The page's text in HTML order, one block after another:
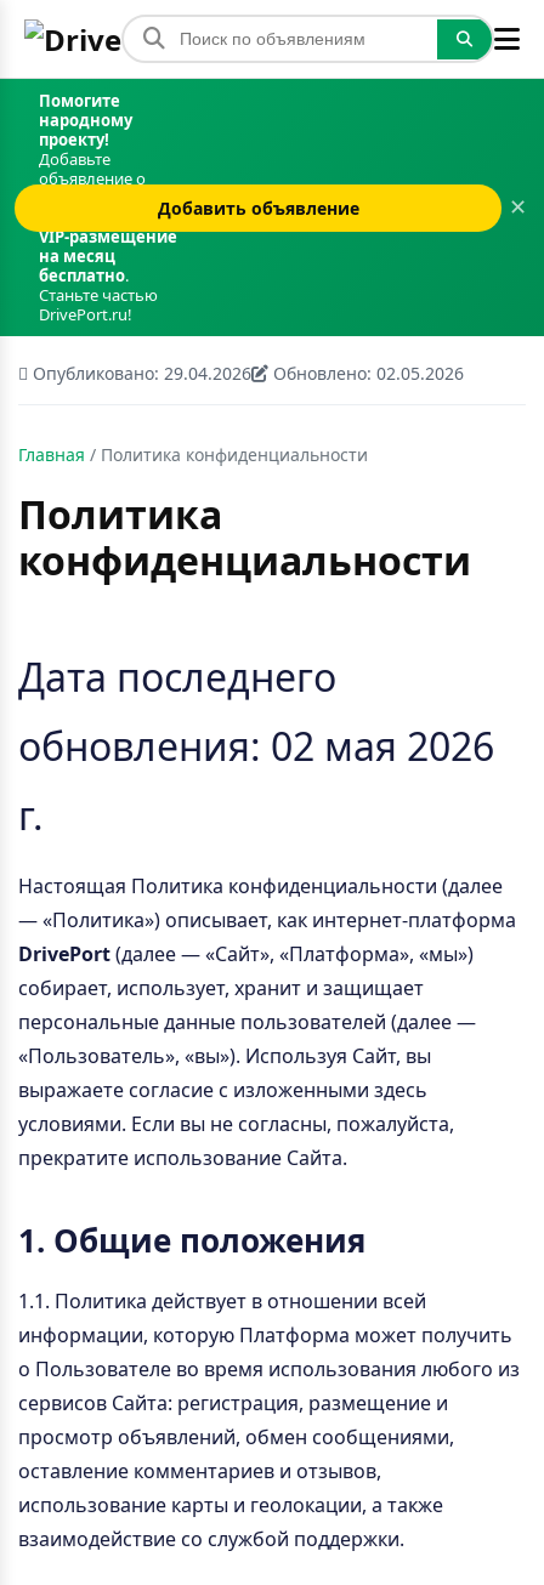
Помогите
народному
проекту!
Добавьте
объявление о
VIP‑размещение
на месяц
бесплатно.
Станьте частью
DrivePort.ru!
Добавить объявление ✕
Опубликовано: 29.04.2026 Обновлено: 02.05.2026
Главная / Политика конфиденциальности
Политика
конфиденциальности
Дата последнего
обновления: 02 мая 2026
г.
Настоящая Политика конфиденциальности (далее
— «Политика») описывает, как интернет-платформа
DrivePort(далее — «Сайт», «Платформа», «мы»)
собирает, использует, хранит и защищает
персональные данные пользователей (далее —
«Пользователь», «вы»). Используя Сайт, вы
выражаете согласие с изложенными здесь
условиями. Если вы не согласны, пожалуйста,
прекратите использование Сайта.
1. Общие положения
1.1. Политика действует в отношении всей
информации, которую Платформа может получить
о Пользователе во время использования любого из
сервисов Сайта: регистрация, размещение и
просмотр объявлений, обмен сообщениями,
оставление комментариев и отзывов,
использование карты и геолокации, а также
взаимодействие со службой поддержки.